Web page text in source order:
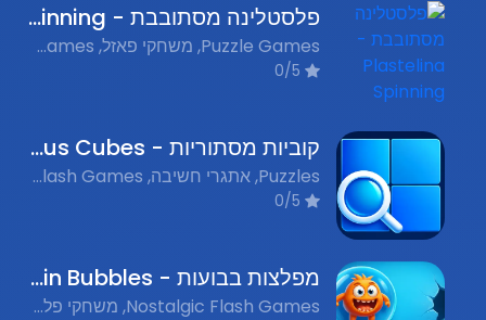
פלסטלינה מסתובבת - Plastelina Spinning
Puzzle Games, משחקי פאזל, Matching Games, משחקי התאמות, Nostalgic Flash Games, משחקי פלאש נוסטלגים
קוביות מסתוריות - Mysterious Cubes
Puzzles, אתגרי חשיבה, Flash Games, משחקי פלאש נוסטלגים
מפלצות בבועות - Monsters in Bubbles
Nostalgic Flash Games, משחקי פלאש נוסטלגים, Puzzle Games, משחקי חידות